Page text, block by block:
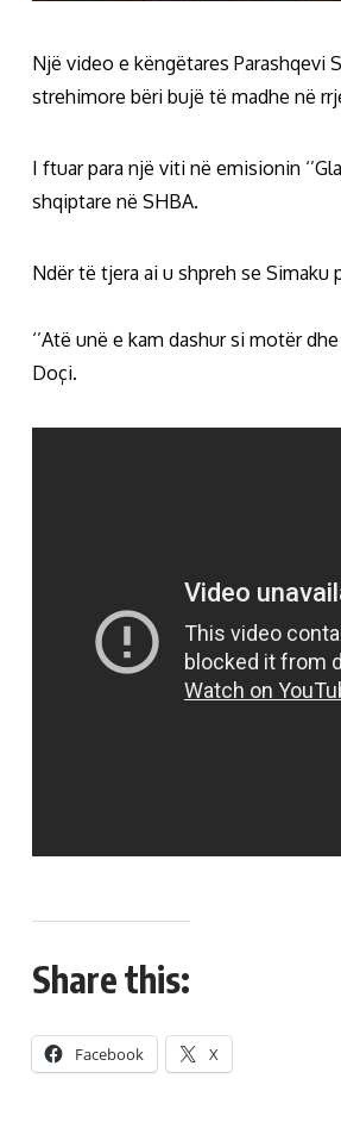
Një video e këngëtares Parashqevi
strehimore bëri bujë të madhe në
I ftuar para një viti në emisionin
shqiptare në SHBA.
Ndër të tjera ai u shpreh se Simaku
‘’Atë unë e kam dashur si motër
Doçi.
Share this:
Facebook X